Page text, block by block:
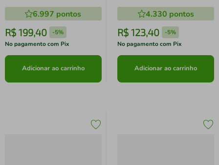
6.997 pontos
R$ 199,40 -5%
No pagamento com Pix
Adicionar ao carrinho
4.330 pontos
R$ 123,40 -5%
No pagamento com Pix
Adicionar ao carrinho